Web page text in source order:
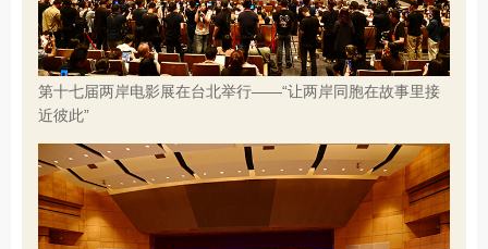
第十七届两岸电影展在台北举行——“让两岸同胞在故事里接
近彼此”